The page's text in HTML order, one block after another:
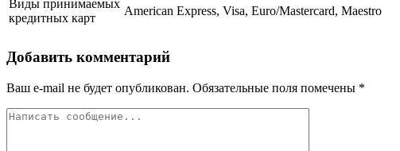
Виды принимаемых
кредитных карт
American Express, Visa, Euro/Mastercard, Maestro
Добавить комментарий
Ваш e-mail не будет опубликован. Обязательные поля помечены *